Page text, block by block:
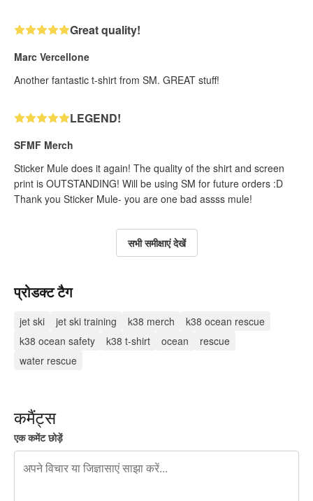
Great quality!
Marc Vercellone
Another fantastic t-shirt from SM. GREAT stuff!
LEGEND!
SFMF Merch
Sticker Mule does it again! The quality of the shirt and screen
print is OUTSTANDING! Will be using SM for future orders :D
Thank you Sticker Mule- you are one bad assss mule!
सभी समीक्षाएं देखें
प्रोडक्ट टैग
jet ski jet ski training k38 merch
k38 ocean rescue
k38 ocean safety
k38 t-shirt ocean
rescue
water rescue
कमैंट्स
एक कमेंट छोड़ें